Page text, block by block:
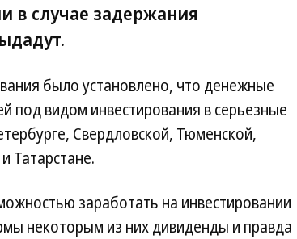
в случае задержания
было установлено, что денежные
под видом инвестирования в серьезные
Свердловской, Тюменской,
Татарстане.
заработать на инвестировании
некоторым из них дивиденды и правда